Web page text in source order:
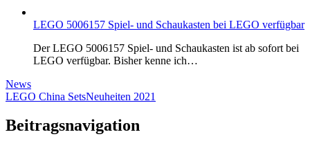
LEGO 5006157 Spiel- und Schaukasten bei LEGO verfügbar
Der LEGO 5006157 Spiel- und Schaukasten ist ab sofort bei
LEGO verfügbar. Bisher kenne ich…
News
LEGO China SetsNeuheiten 2021
Beitragsnavigation